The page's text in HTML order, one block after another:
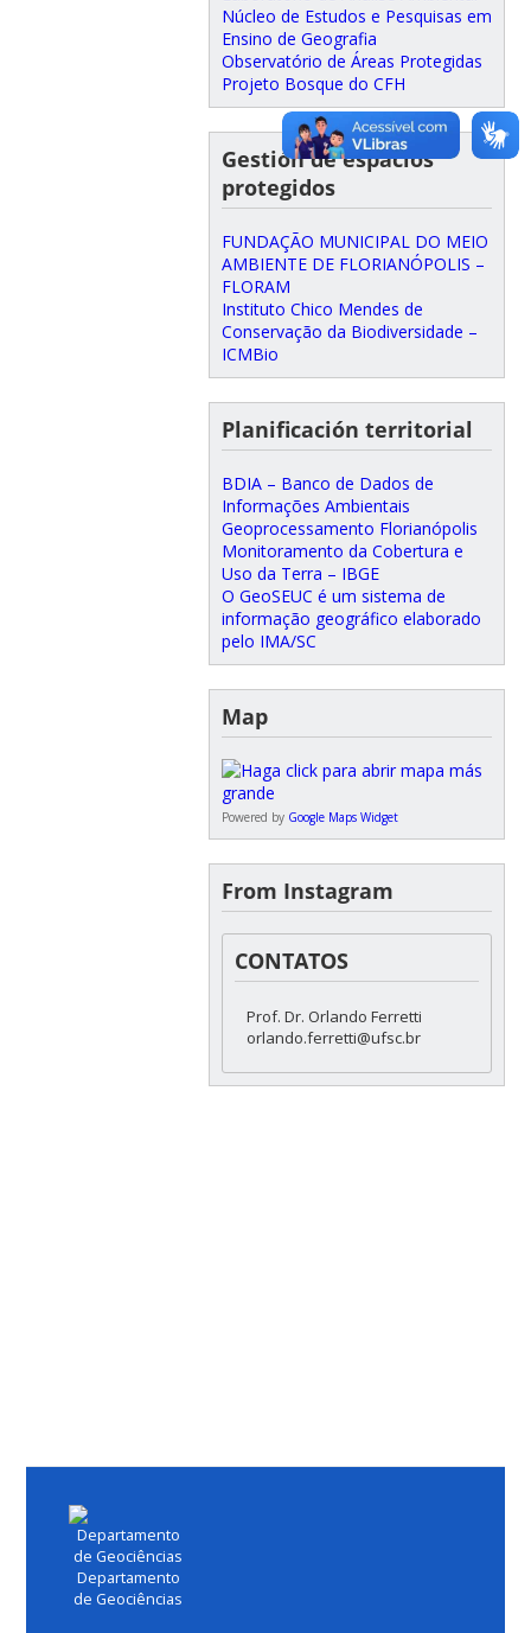
Núcleo de Estudos e Pesquisas em
Ensino de Geografia
Observatório de Áreas Protegidas
Projeto Bosque do CFH
Gestión de espacios
protegidos
FUNDAÇÃO MUNICIPAL DO MEIO
AMBIENTE DE FLORIANÓPOLIS –
FLORAM
Instituto Chico Mendes de
Conservação da Biodiversidade –
ICMBio
Planificación territorial
BDIA – Banco de Dados de
Informações Ambientais
Geoprocessamento Florianópolis
Monitoramento da Cobertura e
Uso da Terra – IBGE
O GeoSEUC é um sistema de
informação geográfico elaborado
pelo IMA/SC
Map
Powered by Google Maps Widget
From Instagram
CONTATOS
Prof. Dr. Orlando Ferretti
orlando.ferretti@ufsc.br
Departamento
de Geociências